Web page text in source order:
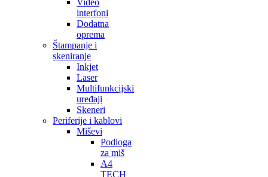
Video
interfoni
Dodatna
oprema
Štampanje i
skeniranje
Inkjet
Laser
Multifunkcijski
uređaji
Skeneri
Periferije i kablovi
Miševi
Podloga
za miš
A4
TECH